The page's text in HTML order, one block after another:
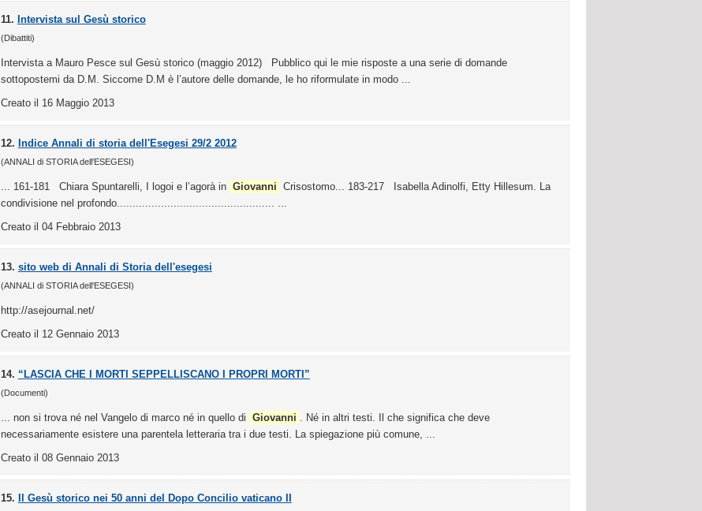
11. Intervista sul Gesù storico
(Dibattiti)
Intervista a Mauro Pesce sul Gesù storico (maggio 2012) Pubblico qui le mie risposte a una serie di domande
sottopostemi da D.M. Siccome D.M è l’autore delle domande, le ho riformulate in modo ...
Creato il 16 Maggio 2013
12. Indice Annali di storia dell'Esegesi 29/2 2012
(ANNALI di STORIA dell'ESEGESI)
... 161-181 Chiara Spuntarelli, I logoi e l’agorà in Giovanni Crisostomo... 183-217 Isabella Adinolfi, Etty Hillesum. La
condivisione nel profondo.................................................. ...
Creato il 04 Febbraio 2013
13. sito web di Annali di Storia dell'esegesi
(ANNALI di STORIA dell'ESEGESI)
http://asejournal.net/
Creato il 12 Gennaio 2013
14. “LASCIA CHE I MORTI SEPPELLISCANO I PROPRI MORTI”
(Documenti)
... non si trova né nel Vangelo di marco né in quello di Giovanni . Né in altri testi. Il che significa che deve
necessariamente esistere una parentela letteraria tra i due testi. La spiegazione più comune, ...
Creato il 08 Gennaio 2013
15. Il Gesù storico nei 50 anni del Dopo Concilio vaticano II